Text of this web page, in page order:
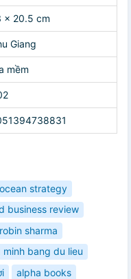
x 20.5 cm
Giang
mềm
strategy
business review
robin sharma
bang du lieu
alpha books